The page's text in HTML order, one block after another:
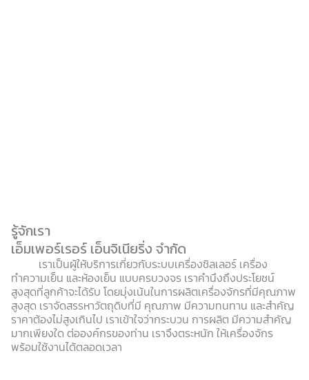
รู้จักเรา
เอ็มเพอร์เรอร์ เอ็นจิเนียริ่ง จำกัด
เราเป็นผู้ให้บริการเกี่ยวกับระบบเครื่องชิลเลอร์ เครื่อง
ทำความเย็น และห้องเย็น แบบครบวงจร เราคำนึงถึงประโยชน์
สูงสุดที่ลูกค้าจะได้รับ โดยมุ่งเน้นในการผลิตเครื่องจักรที่มีคุณภาพ
สูงสุด เราจัดสรรหาวัตถุดิบที่มี คุณภาพ มีความทนทาน และสำคัญ
ราคาต้องไม่สูงเกินไป เราเข้าใจว่ากระบวน การผลิต มีความสำคัญ
มากเพียงใด ต่อองค์กรของท่าน เราจึงตระหนัก ให้เครื่องจักร
พร้อมใช้งานได้ตลอดเวลา